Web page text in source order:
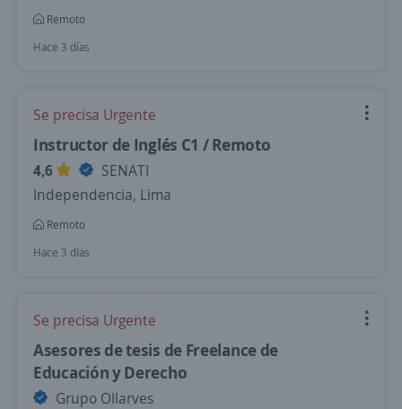
Remoto
Hace 3 días
Se precisa Urgente
Instructor de Inglés C1 / Remoto
4,6
SENATI
Independencia, Lima
Remoto
Hace 3 días
Se precisa Urgente
Asesores de tesis de Freelance de
Educación y Derecho
Grupo Ollarves